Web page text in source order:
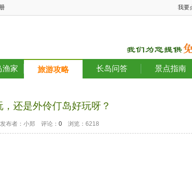
我要
渔家 旅游攻略 长岛问答 景点指南
还是外伶仃岛好玩呀？
布者：小郑 评论： 0 浏览：6218